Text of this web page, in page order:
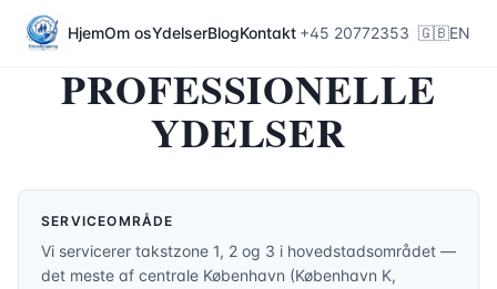
HjemOm osYdelserBlogKontakt +45 20772353 🇬🇧EN
PROFESSIONELLE
YDELSER
SERVICEOMRÅDE
Vi servicerer takstzone 1, 2 og 3 i hovedstadsområdet —
det meste af centrale København (København K,